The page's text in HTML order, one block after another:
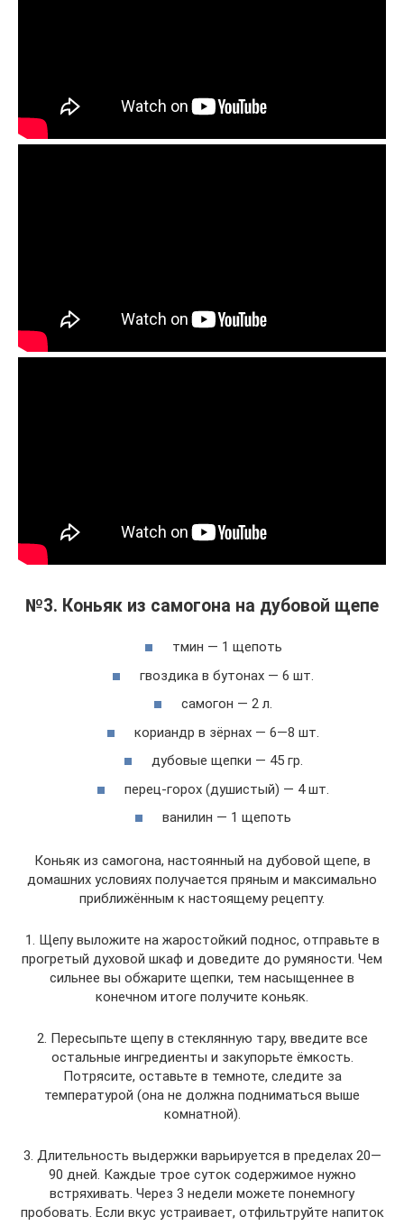
№3. Коньяк из самогона на дубовой щепе
тмин — 1 щепоть
гвоздика в бутонах — 6 шт.
самогон — 2 л.
кориандр в зёрнах — 6—8 шт.
дубовые щепки — 45 гр.
перец-горох (душистый) — 4 шт.
ванилин — 1 щепоть
Коньяк из самогона, настоянный на дубовой щепе, в
домашних условиях получается пряным и максимально
приближённым к настоящему рецепту.
1. Щепу выложите на жаростойкий поднос, отправьте в
прогретый духовой шкаф и доведите до румяности. Чем
сильнее вы обжарите щепки, тем насыщеннее в
конечном итоге получите коньяк.
2. Пересыпьте щепу в стеклянную тару, введите все
остальные ингредиенты и закупорьте ёмкость.
Потрясите, оставьте в темноте, следите за
температурой (она не должна подниматься выше
комнатной).
3. Длительность выдержки варьируется в пределах 20—
90 дней. Каждые трое суток содержимое нужно
встряхивать. Через 3 недели можете понемногу
пробовать. Если вкус устраивает, отфильтруйте напиток